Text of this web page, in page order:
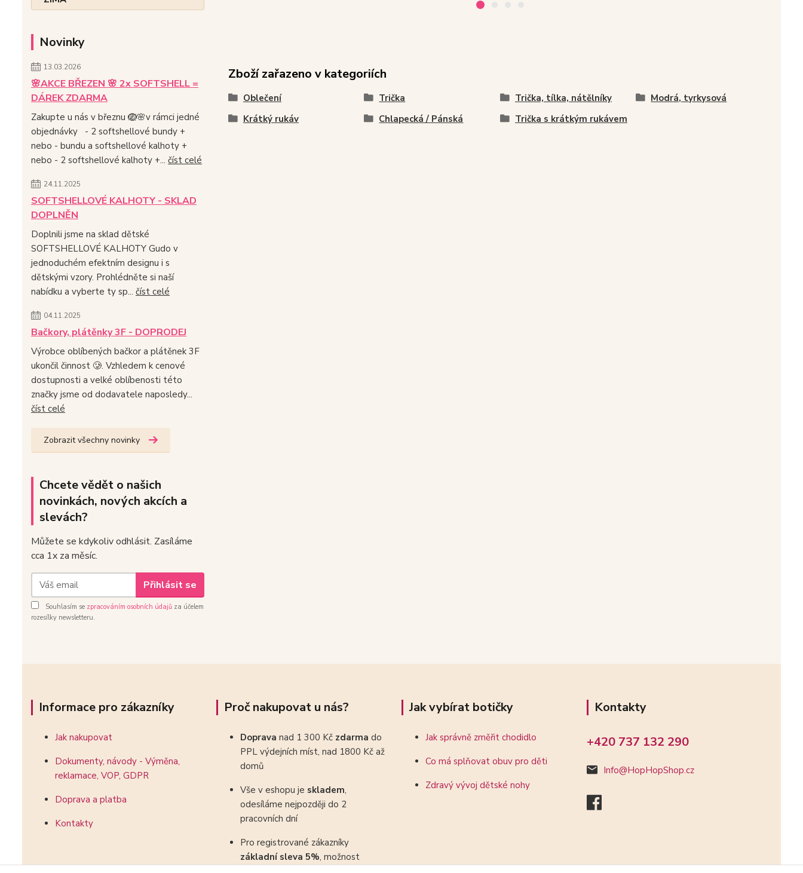
Novinky
13.03.2026
🌸AKCE BŘEZEN 🌸 2x SOFTSHELL =
DÁREK ZDARMA
Zakupte u nás v březnu 🪺🌸v rámci jedné
objednávky - 2 softshellové bundy +
nebo - bundu a softshellové kalhoty +
nebo - 2 softshellové kalhoty +... číst celé
24.11.2025
SOFTSHELLOVÉ KALHOTY - SKLAD
DOPLNĚN
Doplnili jsme na sklad dětské
SOFTSHELLOVÉ KALHOTY Gudo v
jednoduchém efektním designu i s
dětskými vzory. Prohlédněte si naší
nabídku a vyberte ty sp... číst celé
04.11.2025
Bačkory, plátěnky 3F - DOPRODEJ
Výrobce oblíbených bačkor a plátěnek 3F
ukončil činnost 🥲. Vzhledem k cenové
dostupnosti a velké oblíbenosti této
značky jsme od dodavatele naposledy...
číst celé
Zobrazit všechny novinky
Chcete vědět o našich
novinkách, nových akcích a
slevách?
Můžete se kdykoliv odhlásit. Zasíláme
cca 1x za měsíc.
Přihlásit se
Souhlasím se zpracováním osobních údajů za účelem
rozesílky newsletteru.
Zboží zařazeno v kategoriích
Oblečení Trička Trička, tílka, nátělníky
Modrá, tyrkysová
Krátký rukáv
Chlapecká / Pánská Trička s krátkým rukávem
Informace pro zákazníky
Jak nakupovat
Dokumenty, návody - Výměna,
reklamace, VOP, GDPR
Doprava a platba
Kontakty
Proč nakupovat u nás?
Doprava nad 1 300 Kč zdarma do
PPL výdejních míst, nad 1800 Kč až
domů
Vše v eshopu je skladem,
odesíláme nejpozději do 2
pracovních dní
Pro registrované zákazníky
základní sleva 5%, možnost
Jak vybírat botičky
Jak správně změřit chodidlo
Co má splňovat obuv pro děti
Zdravý vývoj dětské nohy
Kontakty
+420 737 132 290
Info@HopHopShop.cz